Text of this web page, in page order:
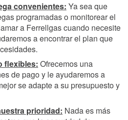
convenientes: Ya sea que
programadas o monitorear el
a Ferrellgas cuando necesite
a encontrar el plan que
flexibles: Ofrecemos una
de pago y le ayudaremos a
se adapte a su presupuesto y
prioridad: Nada es más